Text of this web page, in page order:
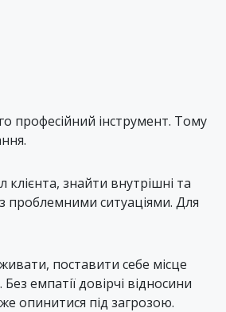
професійний інструмент. Тому
клієнта, знайти внутрішні та
проблемними ситуаціями. Для
поставити себе місце
емпатії довірчі відносини
опинитися під загрозою.